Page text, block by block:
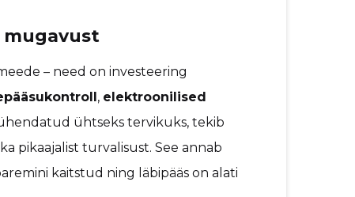
– need on investeering
, elektroonilised
ühtseks tervikuks, tekib
pikaajalist turvalisust. See annab
kaitstud ning läbipääs on alati